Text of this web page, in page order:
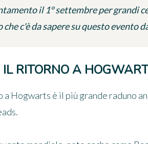
il 1º settembre per grandi
che c'è da sapere su questo evento
IL RITORNO A
a Hogwarts è il più grande raduno